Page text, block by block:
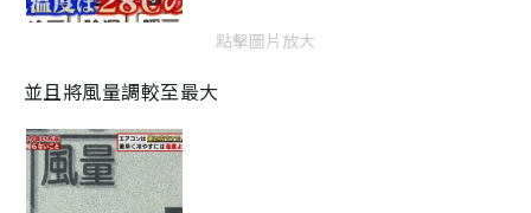
點擊圖片放大
並且將風量調較至最大